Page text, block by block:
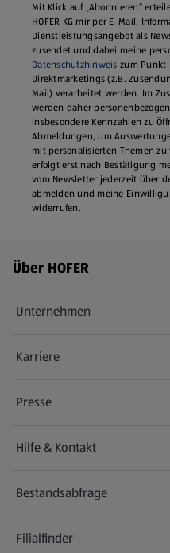
Mit Klick auf „Abonnieren“
HOFER KG mir per E-Mail,
Dienstleistungsangebot als
zusendet und dabei meine
Datenschutzhinweis zum Punkt
Direktmarketings (z.B.
Mail) verarbeitet werden. Im
werden daher
insbesondere Kennzahlen zu
Abmeldungen, um
mit personalisierten Themen
erfolgt erst nach Bestätigung
vom Newsletter jederzeit über
abmelden und meine
widerrufen.
Fußzeilenmenü - weitere Links
Über HOFER
Unternehmen
Karriere
(öffnet in einem neuen Tab)
Presse
Hilfe & Kontakt
(öffnet in einem neuen Tab)
Bestandsabfrage
(öffnet in einem neuen Tab)
Filialfinder